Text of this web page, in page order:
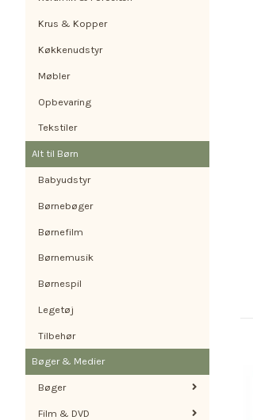
Krus & Kopper
Køkkenudstyr
Møbler
Opbevaring
Tekstiler
Alt til Børn
Babyudstyr
Børnebøger
Børnefilm
Børnemusik
Børnespil
Legetøj
Tilbehør
Bøger & Medier
Bøger
Film & DVD